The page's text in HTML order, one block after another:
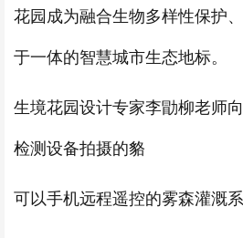
花园成为融合生物多样性保护
于一体的智慧城市生态地标。
生境花园设计专家李勖柳老师
检测设备拍摄的貉
可以手机远程遥控的雾森灌溉